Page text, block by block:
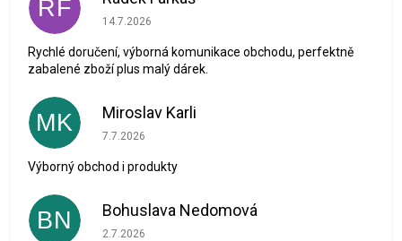
RF Hodnocení obchodu je 5 z 5 hvězdiček.
14.7.2026
Rychlé doručení, výborná komunikace obchodu, perfektně
zabalené zboží plus malý dárek.
MK Miroslav Karli
Hodnocení obchodu je 5 z 5 hvězdiček.
7.7.2026
Výborný obchod i produkty
BN Bohuslava Nedomová
Hodnocení obchodu je 5 z 5 hvězdiček.
2.7.2026